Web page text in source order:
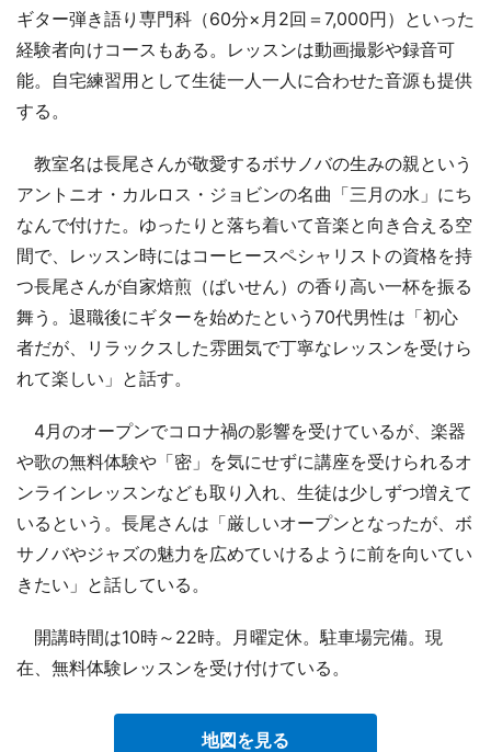
ギター弾き語り専門科（60分×月2回＝7,000円）といった
経験者向けコースもある。レッスンは動画撮影や録音可
能。自宅練習用として生徒一人一人に合わせた音源も提供
する。
教室名は長尾さんが敬愛するボサノバの生みの親という
アントニオ・カルロス・ジョビンの名曲「三月の水」にち
なんで付けた。ゆったりと落ち着いて音楽と向き合える空
間で、レッスン時にはコーヒースペシャリストの資格を持
つ長尾さんが自家焙煎（ばいせん）の香り高い一杯を振る
舞う。退職後にギターを始めたという70代男性は「初心
者だが、リラックスした雰囲気で丁寧なレッスンを受けら
れて楽しい」と話す。
4月のオープンでコロナ禍の影響を受けているが、楽器
や歌の無料体験や「密」を気にせずに講座を受けられるオ
ンラインレッスンなども取り入れ、生徒は少しずつ増えて
いるという。長尾さんは「厳しいオープンとなったが、ボ
サノバやジャズの魅力を広めていけるように前を向いてい
きたい」と話している。
開講時間は10時～22時。月曜定休。駐車場完備。現
在、無料体験レッスンを受け付けている。
地図を見る